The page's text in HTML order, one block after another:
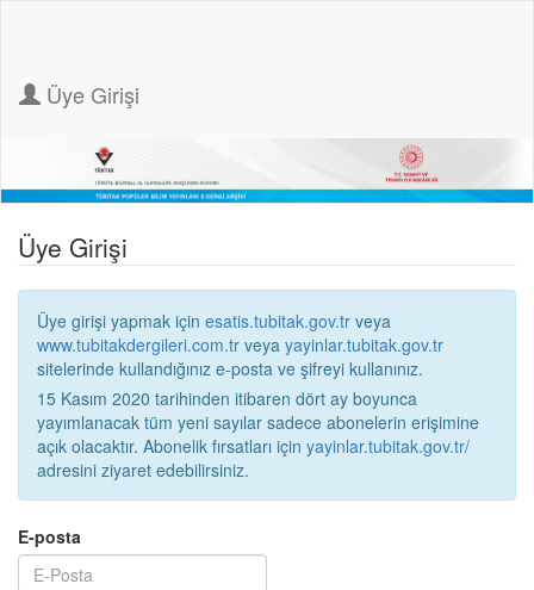
Üye Girişi
Üye Girişi
Üye girişi yapmak için esatis.tubitak.gov.tr veya
www.tubitakdergileri.com.tr veya yayinlar.tubitak.gov.tr
sitelerinde kullandığınız e-posta ve şifreyi kullanınız.
15 Kasım 2020 tarihinden itibaren dört ay boyunca
yayımlanacak tüm yeni sayılar sadece abonelerin erişimine
açık olacaktır. Abonelik fırsatları için yayinlar.tubitak.gov.tr/
adresini ziyaret edebilirsiniz.
E-posta